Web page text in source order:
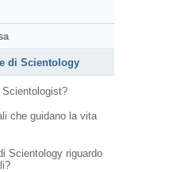
di Scientology
che guidano la vita
Scientology riguardo